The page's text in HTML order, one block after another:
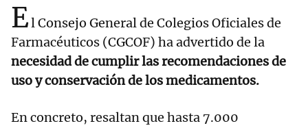
El Consejo General de Colegios Oficiales de
Farmacéuticos (CGCOF) ha advertido de la
necesidad de cumplir las recomendaciones de
uso y conservación de los medicamentos.
En concreto, resaltan que hasta 7.000